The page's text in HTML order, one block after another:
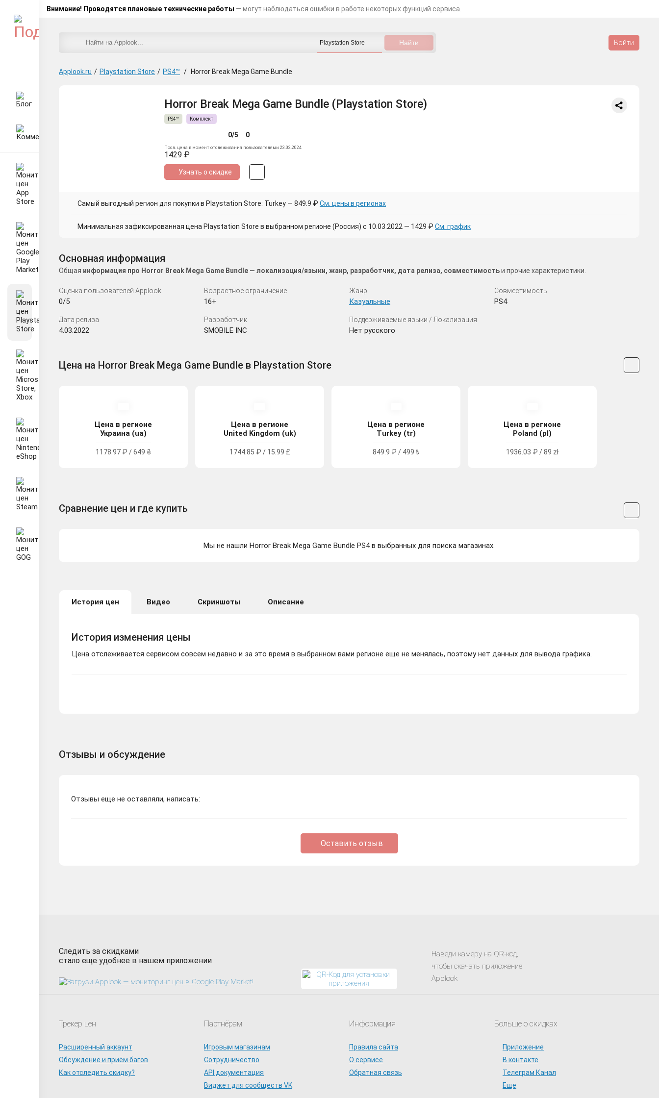
Внимание! Проводятся плановые технические работы — могут наблюдаться ошибки в работе некоторых функций сервиса.
Войти
Applook.ru / Playstation Store / PS4™ / Horror Break Mega Game Bundle
Horror Break Mega Game Bundle (Playstation Store)
PS4™ Комплект
0/5 0
Посл. цена в момент отслеживания пользователями 23.02.2024
1429 ₽
Узнать о скидке
Самый выгодный регион для покупки в Playstation Store: Turkey — 849.9 ₽ См. цены в регионах
Минимальная зафиксированная цена Playstation Store в выбранном регионе (Россия) с 10.03.2022 — 1429 ₽ См. график
Основная информация
Общая информация про Horror Break Mega Game Bundle — локализация/языки, жанр, разработчик, дата релиза, совместимостьи прочие характеристики.
Оценка пользователей Applook
0/5
Возрастное ограничение
16+
Жанр
Казуальные
Совместимость
PS4
Дата релиза
4.03.2022
Разработчик
SMOBILE INC
Поддерживаемые языки / Локализация
Нет русского
Цена на Horror Break Mega Game Bundle в Playstation Store
Цена в регионе
Украина (ua)
1178.97 ₽ / 649 ₴
Цена в регионе
United Kingdom (uk)
1744.85 ₽ / 15.99 £
Цена в регионе
Turkey (tr)
849.9 ₽ / 499 ₺
Цена в регионе
Poland (pl)
1936.03 ₽ / 89 zł
Сравнение цен и где купить
Мы не нашли Horror Break Mega Game Bundle PS4 в выбранных для поиска магазинах.
История цен Видео Скриншоты Описание
История изменения цены
Цена отслеживается сервисом совсем недавно и за это время в выбранном вами регионе еще не менялась, поэтому нет данных для вывода графика.
Отзывы и обсуждение
Отзывы еще не оставляли, написать:
Оставить отзыв
Следить за скидками
стало еще удобнее в нашем приложении
Наведи камеру на QR-код,
чтобы скачать приложение
Applook
Трекер цен
Расширенный аккаунт
Обсуждение и приём багов
Как отследить скидку?
Партнёрам
Игровым магазинам
Сотрудничество
API документация
Виджет для сообществ VK
Информация
Правила сайта
О сервисе
Обратная связь
Больше о скидках
Приложение
В контакте
Телеграм Канал
Еще